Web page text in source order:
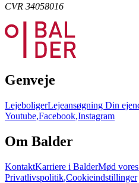
CVR 34058016
Genveje
LejeboligerLejeansøgning Din
Youtube,Facebook,Instagram
Om Balder
KontaktKarriere i BalderMød
Privatlivspolitik,Cookieindstillinger